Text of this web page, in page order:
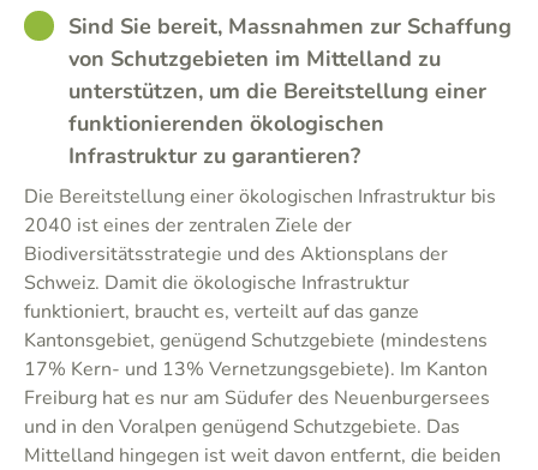
GOODSind Sie bereit, Massnahmen zur Schaffung
von Schutzgebieten im Mittelland zu
unterstützen, um die Bereitstellung einer
funktionierenden ökologischen
Infrastruktur zu garantieren?
Die Bereitstellung einer ökologischen Infrastruktur bis
2040 ist eines der zentralen Ziele der
Biodiversitätsstrategie und des Aktionsplans der
Schweiz. Damit die ökologische Infrastruktur
funktioniert, braucht es, verteilt auf das ganze
Kantonsgebiet, genügend Schutzgebiete (mindestens
17% Kern- und 13% Vernetzungsgebiete). Im Kanton
Freiburg hat es nur am Südufer des Neuenburgersees
und in den Voralpen genügend Schutzgebiete. Das
Mittelland hingegen ist weit davon entfernt, die beiden